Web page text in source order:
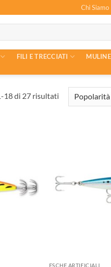
Chi Siamo
FILI E TRECCIATI
18 di 27 risultatiPopolarità
ESCHE ARTIFICIALI